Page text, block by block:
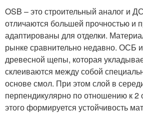
OSB – это строительный аналог и
отличаются большей прочностью и
адаптированы для отделки.
рынке сравнительно недавно. ОСБ
древесной щепы, которая
склеиваются между собой
основе смол. При этом слой в
перпендикулярно по отношению к 2
этого формируется устойчивость